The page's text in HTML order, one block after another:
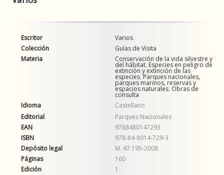
Escritor
Varios
Colección
Guías de Visita
Materia
Conservación de la vida silvestre y
del hábitat, Especies en peligro de
extinción y extinción de las
especies,Parques nacionales,
parques marinos, reservas y
espacios naturales, Obras de
consulta
Idioma
Castellano
Editorial
Parques Nacionales
EAN
9788480147293
ISBN
978-84-8014-729-3
Depósito legal
M. 47.195-2008
Páginas
160
Edición
1